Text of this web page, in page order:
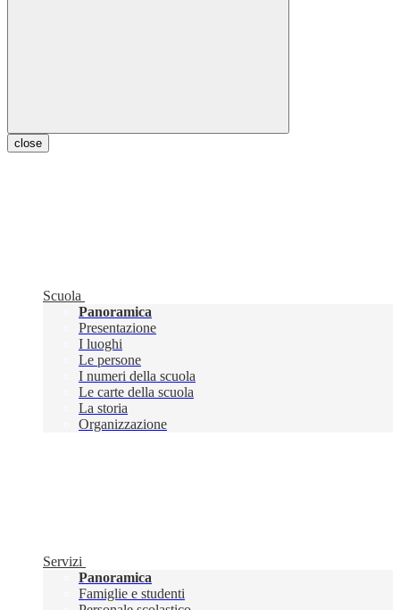
close
Scuola
Panoramica
Presentazione
I luoghi
Le persone
I numeri della scuola
Le carte della scuola
La storia
Organizzazione
Servizi
Panoramica
Famiglie e studenti